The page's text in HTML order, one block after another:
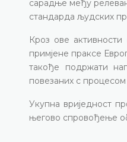
сарадње међу
стандарда људских
Кроз ове
примјене праксе
такође подржати
повезаних с
Укупна вриједност
његово спровођење